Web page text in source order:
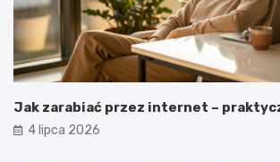
Jak zarabiać przez internet –
4 lipca 2026